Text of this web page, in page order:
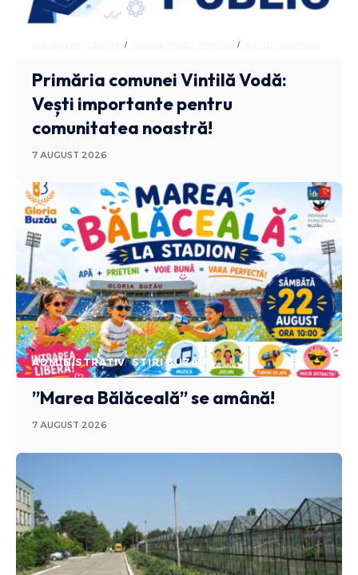
ADMINISTRATIV ANUNTURI BUZAU
Primăria comunei Vintilă Vodă:
Vești importante pentru
comunitatea noastră!
7 AUGUST 2026
ADMINISTRATIV STIRI BUZAU
”Marea Bălăceală” se amână!
7 AUGUST 2026